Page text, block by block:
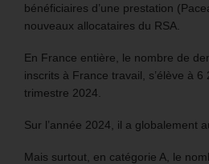
bénéficiaires d’une prestation
nouveaux allocataires du RSA.
En France entière, le nombre de
inscrits à France travail, s’élève à 6
trimestre 2024.
Sur l’année 2024, il a globalement
Mais surtout, en catégorie A, le